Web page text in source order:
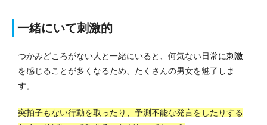
一緒にいて刺激的
つかみどころがない人と一緒にいると、何気ない日常に刺激
を感じることが多くなるため、たくさんの男女を魅了しま
す。
突拍子もない行動を取ったり、予測不能な発言をしたりする